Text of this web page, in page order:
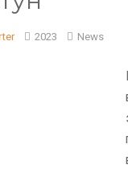
2023 News